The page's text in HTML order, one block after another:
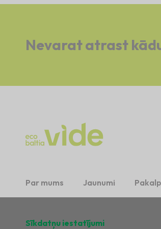
Nevarat atrast
Par mums Jaunumi
Sīkdatņu iestatījumi